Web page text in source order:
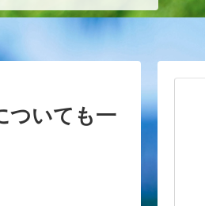
ついても一